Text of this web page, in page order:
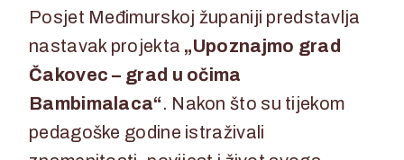
Posjet Međimurskoj županiji predstavlja
nastavak projekta „Upoznajmo grad
Čakovec – grad u očima
Bambimalaca“. Nakon što su tijekom
pedagoške godine istraživali